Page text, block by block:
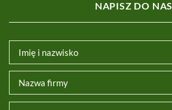
NAPISZ DO NAS